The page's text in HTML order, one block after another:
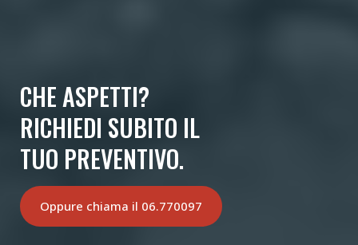
CHE ASPETTI?
RICHIEDI SUBITO IL
TUO PREVENTIVO.
Oppure chiama il 06.770097